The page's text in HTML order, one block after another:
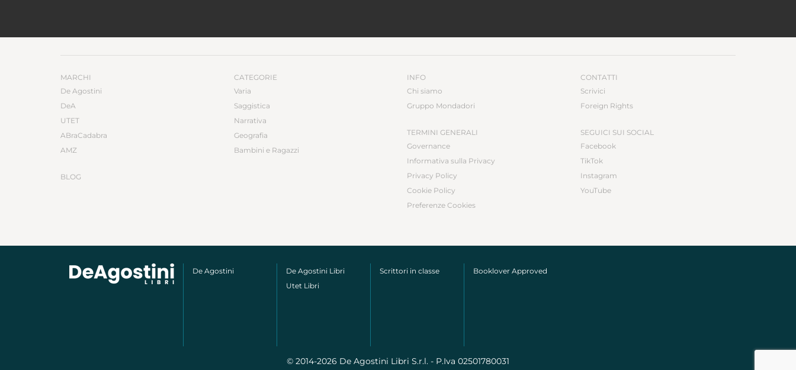
MARCHI
De Agostini
DeA
UTET
ABraCadabra
AMZ
BLOG
CATEGORIE
Varia
Saggistica
Narrativa
Geografia
Bambini e Ragazzi
INFO
Chi siamo
Gruppo Mondadori
TERMINI GENERALI
Governance
Informativa sulla Privacy
Privacy Policy
Cookie Policy
Preferenze Cookies
CONTATTI
Scrivici
Foreign Rights
SEGUICI SUI SOCIAL
Facebook
TikTok
Instagram
YouTube
De Agostini
De Agostini Libri
Utet Libri
Scrittori in classe Booklover Approved
© 2014-2026 De Agostini Libri S.r.l. - P.Iva 02501780031